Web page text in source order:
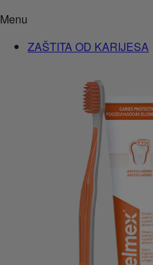
Menu
ZAŠTITA OD KARIJESA